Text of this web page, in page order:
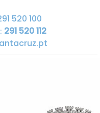
520 100
291 520 112